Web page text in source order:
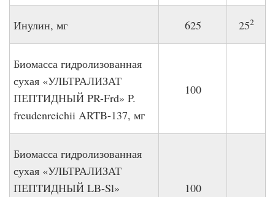
Инулин, мг 625 252
Биомасса гидролизованная
сухая «УЛЬТРАЛИЗАТ
ПЕПТИДНЫЙ PR-Frd» P.
freudenreichii ARTB-137, мг
100
Биомасса гидролизованная
сухая «УЛЬТРАЛИЗАТ
ПЕПТИДНЫЙ LB-Sl»
100